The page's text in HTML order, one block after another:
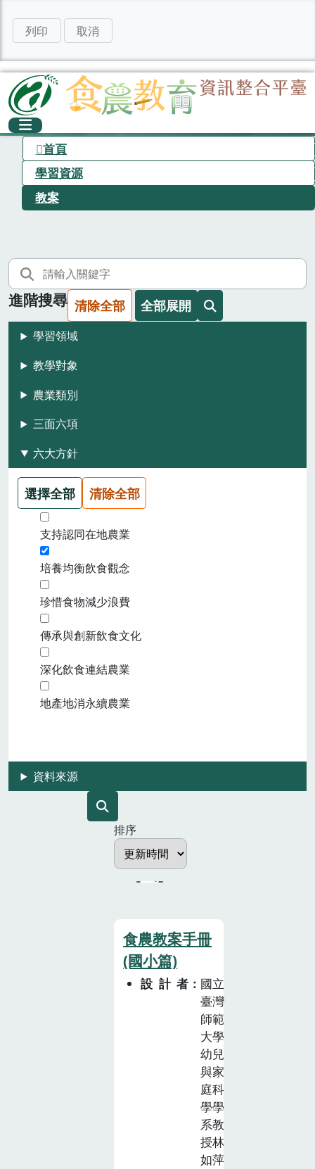
列印 取消
首頁
學習資源
教案
進階搜尋 清除全部 全部展開
學習領域
教學對象
農業類別
三面六項
六大方針
選擇全部 清除全部
支持認同在地農業
培養均衡飲食觀念
珍惜食物減少浪費
傳承與創新飲食文化
深化飲食連結農業
地產地消永續農業
資料來源
排序
食農教案手冊
(國小篇)
設計者
國立
臺灣
師範
大學
幼兒
與家
庭科
學學
系教
授林
如萍